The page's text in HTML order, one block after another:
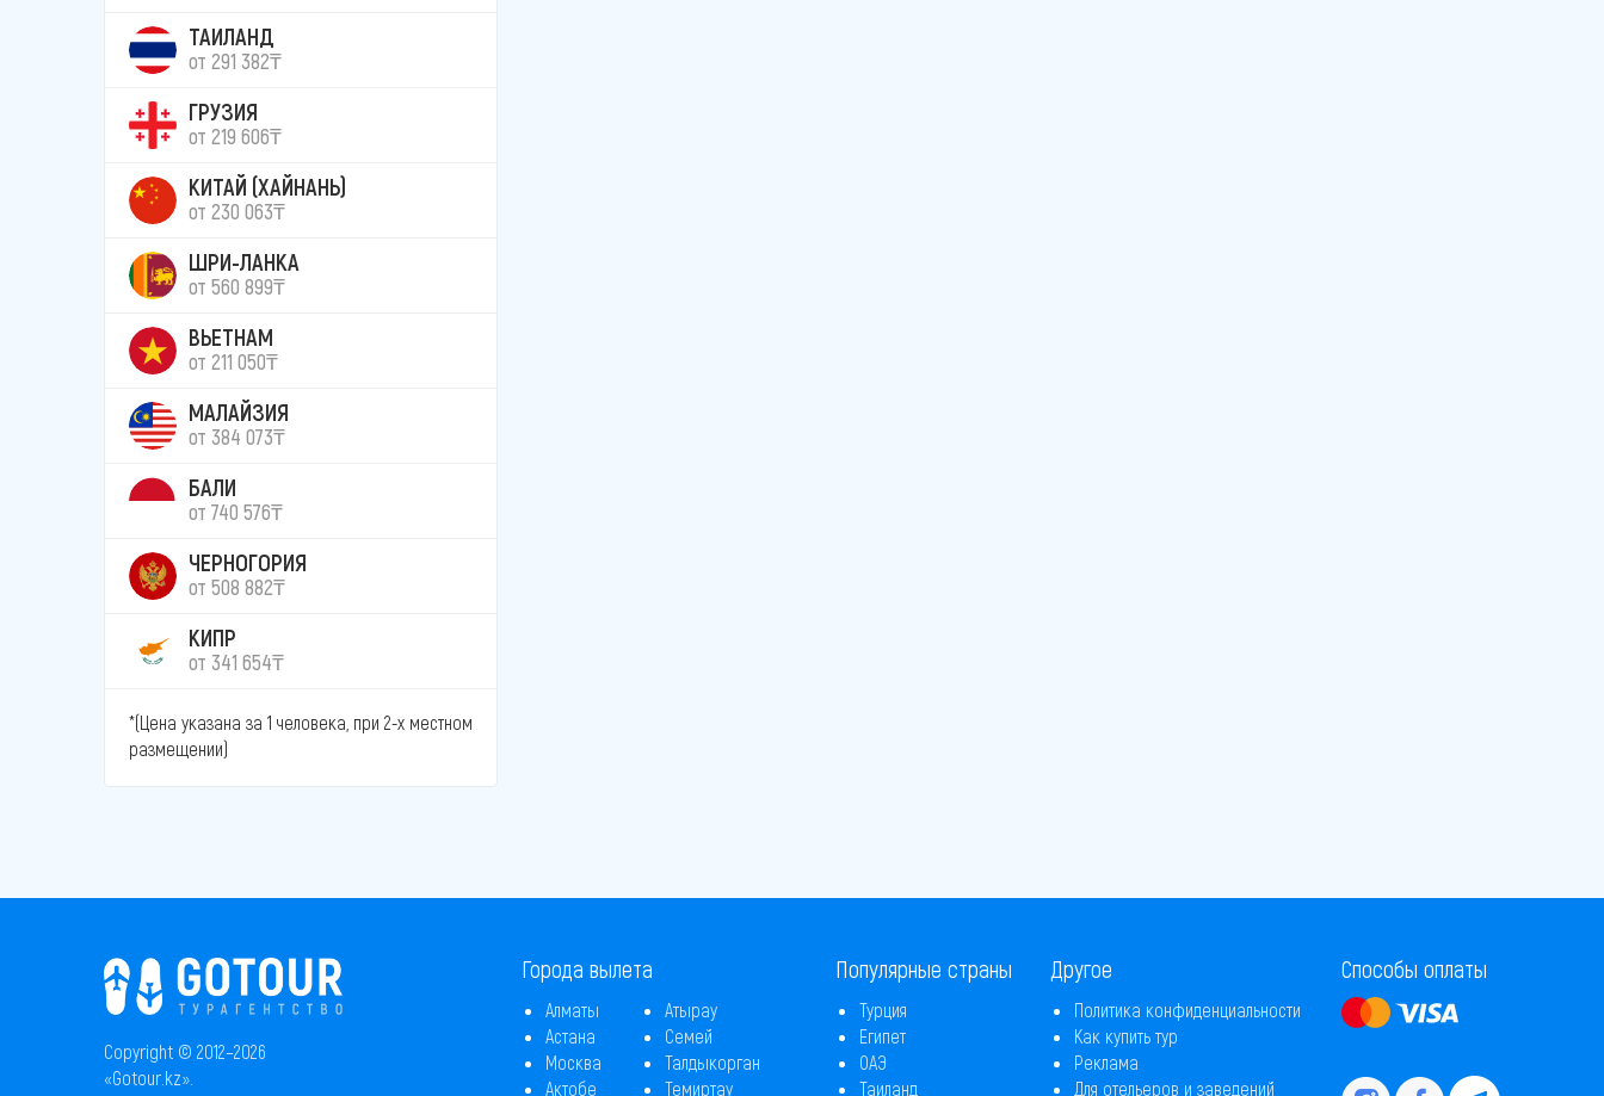
ТАИЛАНД
от 291 382₸
ГРУЗИЯ
от 219 606₸
КИТАЙ (ХАЙНАНЬ)
от 230 063₸
ШРИ-ЛАНКА
от 560 899₸
ВЬЕТНАМ
от 211 050₸
МАЛАЙЗИЯ
от 384 073₸
БАЛИ
от 740 576₸
ЧЕРНОГОРИЯ
от 508 882₸
КИПР
от 341 654₸
*(Цена указана за 1 человека, при 2-х местном
размещении)
Copyright © 2012–2026
«Gotour.kz».
Города вылета
Алматы
Астана
Москва
Актобе
Атырау
Семей
Талдыкорган
Темиртау
Популярные страны
Турция
Египет
ОАЭ
Таиланд
Другое
Политика конфиденциальности
Как купить тур
Реклама
Для отельеров и заведений
Способы оплаты